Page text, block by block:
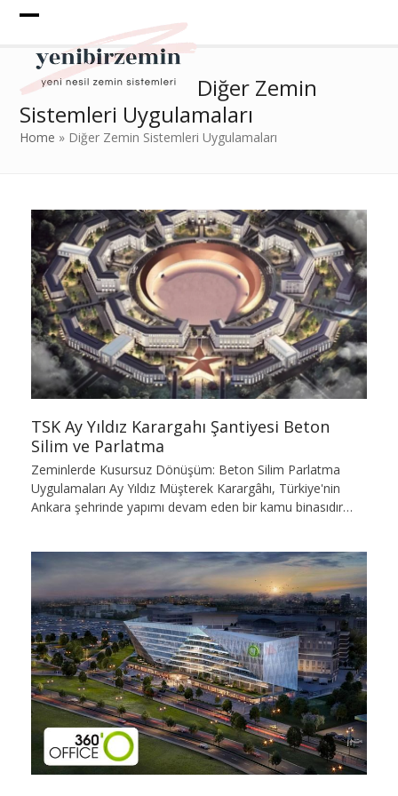
mobile
menu
mobile
menu
Diğer Zemin
Sistemleri Uygulamaları
Home » Diğer Zemin Sistemleri Uygulamaları
TSK Ay Yıldız Karargahı Şantiyesi Beton
Silim ve Parlatma
Zeminlerde Kusursuz Dönüşüm: Beton Silim Parlatma
Uygulamaları Ay Yıldız Müşterek Karargâhı, Türkiye'nin
Ankara şehrinde yapımı devam eden bir kamu binasıdır…